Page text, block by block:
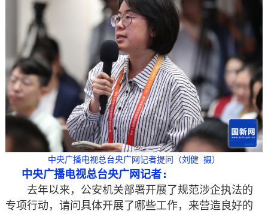
中央广播电视总台央广网记者提问（刘健 摄）
中央广播电视总台央广网记者:
去年以来，公安机关部署开展了规范涉企执法的
专项行动，请问具体开展了哪些工作，来营造良好的